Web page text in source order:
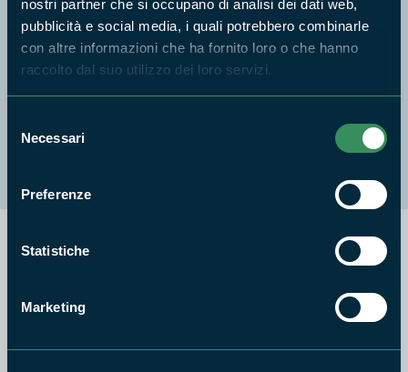
nostri partner che si occupano di analisi dei dati web,
pubblicità e social media, i quali potrebbero combinarle
con altre informazioni che ha fornito loro o che hanno
raccolto dal suo utilizzo dei loro servizi.
delNecessari
Preferenze
Statistiche
Marketing
Grotta dell'Arco - Bellegra
Versante meridionale del Monte Scalambra
Anche per l’anno 2023-2024 la Regione Lazio ha pubblicato i
GENS - Progetti di Educazione Ambientale e alla Sostenibilità